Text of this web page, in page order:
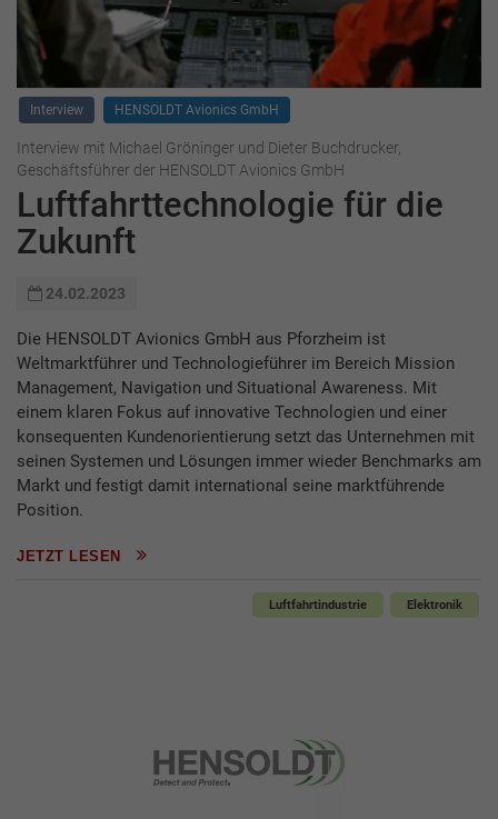
Interview HENSOLDT Avionics GmbH
Interview mit Michael Gröninger und Dieter Buchdrucker,
Geschäftsführer der HENSOLDT Avionics GmbH
Luftfahrttechnologie für die
Zukunft
24.02.2023
Die HENSOLDT Avionics GmbH aus Pforzheim ist
Weltmarktführer und Technologieführer im Bereich Mission
Management, Navigation und Situational Awareness. Mit
einem klaren Fokus auf innovative Technologien und einer
konsequenten Kundenorientierung setzt das Unternehmen mit
seinen Systemen und Lösungen immer wieder Benchmarks am
Markt und festigt damit international seine marktführende
Position.
JETZT LESEN
Luftfahrtindustrie Elektronik